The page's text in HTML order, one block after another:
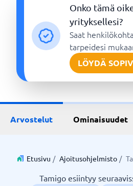
Onko tämä
yrityksellesi?
Saat
tarpeidesi
LÖYDÄ
Arvostelut Ominaisuudet
Etusivu / Ajoitusohjelmisto /
Tamigo esiintyy